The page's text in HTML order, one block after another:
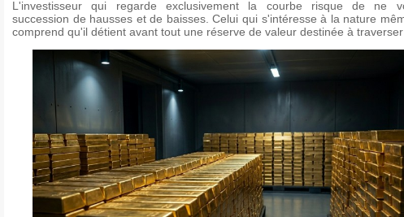
L'investisseur qui regarde exclusivement la courbe risque de ne
succession de hausses et de baisses. Celui qui s'intéresse à la nature
comprend qu'il détient avant tout une réserve de valeur destinée à traverser